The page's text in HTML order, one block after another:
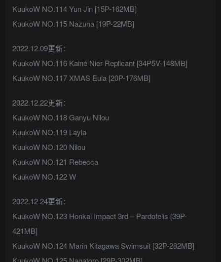
KuukoW NO.114 Yun Jin [15P-162MB]
KuukoW NO.115 Nazuna [19P-22MB]
2022.12.09更新：
KuukoW NO.116 Kainé Nier Replicant [34P5V-148MB]
KuukoW NO.117 XMAS Eula [20P-176MB]
2022.12.22更新：
KuukoW NO.118 Ganyu Nilou
KuukoW NO.119 Layla
KuukoW NO.120 Nilou
KuukoW NO.121 Rebecca
KuukoW NO.122 W
2022.12.24更新：
KuukoW NO.123 Honkai Impact 3rd – Pardofelis [39P-
421MB]
KuukoW NO.124 Marin Kitagawa Swimsuit [32P-282MB]